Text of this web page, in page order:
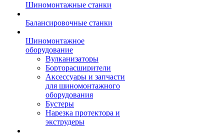
Шиномонтажные станки
Балансировочные станки
Шиномонтажное
оборудование
Вулканизаторы
Борторасширители
Аксессуары и запчасти
для шиномонтажного
оборудования
Бустеры
Нарезка протектора и
экструдеры